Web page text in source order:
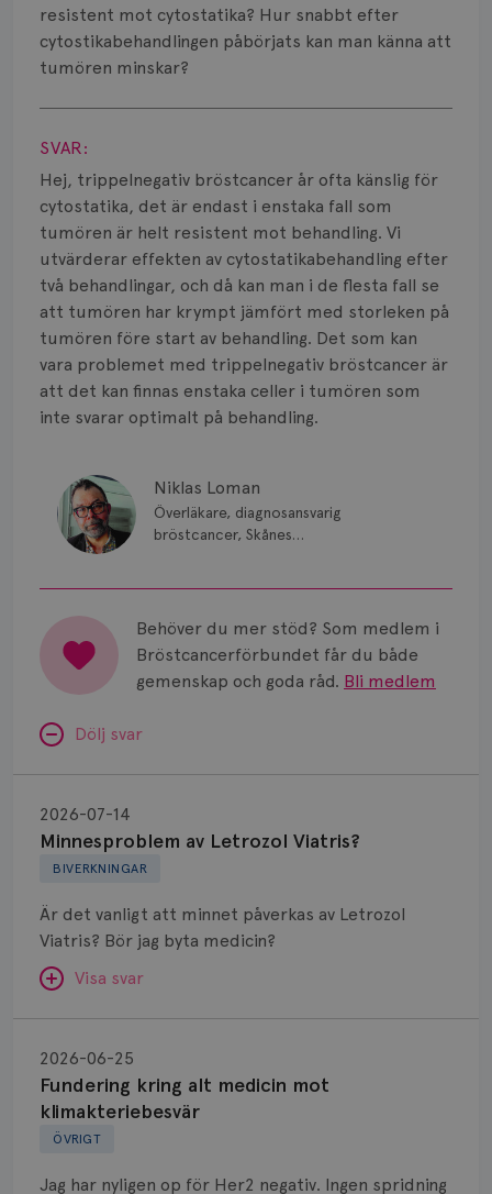
resistent mot cytostatika? Hur snabbt efter
cytostikabehandlingen påbörjats kan man känna att
tumören minskar?
Visa svar
SVAR:
Hej, trippelnegativ bröstcancer år ofta känslig för
cytostatika, det är endast i enstaka fall som
tumören är helt resistent mot behandling. Vi
utvärderar effekten av cytostatikabehandling efter
två behandlingar, och då kan man i de flesta fall se
att tumören har krympt jämfört med storleken på
tumören före start av behandling. Det som kan
vara problemet med trippelnegativ bröstcancer är
att det kan finnas enstaka celler i tumören som
inte svarar optimalt på behandling.
Niklas Loman
Överläkare, diagnosansvarig
bröstcancer, Skånes
Behöver du mer stöd? Som medlem i
Bröstcancerförbundet får du både
gemenskap och goda råd. Bli medlem
Dölj svar
BIVERKNINGAR
Minnesproblem av Letrozol Viatris?
2026-07-14
Är det vanligt att minnet påverkas av Letrozol
Viatris? Bör jag byta medicin?
Visa svar
SVAR:
Hej. Oavsett vilken hormonsänkande behandling
(men även cytostatika) man får så kan en del
uppleva negativ påverkan på minnet. Prata din
Letrozol
Viatris?
ÖVRIGT
Fundering kring alt medicin mot
klimakteriebesvär
2026-06-25
Jag har nyligen op för Her2 negativ. Ingen spridning
kring
medicin
Bröstvårta
Knöl
Läkemedel
Smärta
Prognos
Risker
Spridd bröstcancer
Strålning